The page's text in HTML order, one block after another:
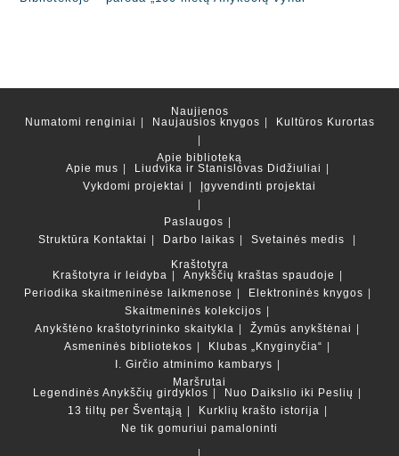
Naujienos
Numatomi renginiai
Naujausios knygos Kultūros Kurortas
Apie biblioteką
Apie mus
Liudvika ir Stanislovas Didžiuliai
Vykdomi projektai
Įgyvendinti projektai
Paslaugos
Struktūra Kontaktai Darbo laikas
Svetainės medis
Kraštotyra
Kraštotyra ir leidyba
Anykščių kraštas spaudoje
Periodika skaitmeninėse laikmenose
Elektroninės knygos
Skaitmeninės kolekcijos
Anykštėno kraštotyrininko skaitykla
Žymūs anykštėnai
Asmeninės bibliotekos
Klubas „Knyginyčia“
I. Girčio atminimo kambarys
Maršrutai
Legendinės Anykščių girdyklos
Nuo Daikslio iki Peslių
13 tiltų per Šventąją
Kurklių krašto istorija
Ne tik gomuriui pamaloninti